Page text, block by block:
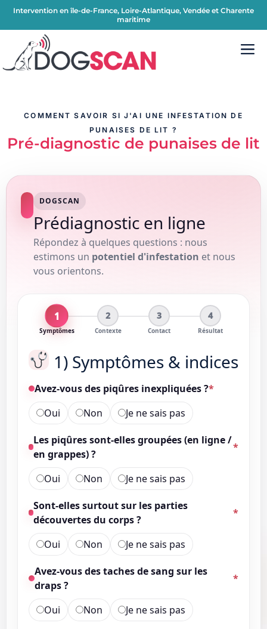
Intervention en île-de-France, Loire-Atlantique, Vendée et Charente
maritime
COMMENT SAVOIR SI J'AI UNE INFESTATION DE
PUNAISES DE LIT ?
Pré-diagnostic de punaises de lit
DOGSCAN
Prédiagnostic en ligne
Répondez à quelques questions : nous
estimons un potentiel d'infestation et nous
vous orientons.
1
Symptômes
2
Contexte
3
Contact
4
Résultat
1) Symptômes & indices
Avez-vous des piqûres inexpliquées ?*
Oui
Non Je ne sais pas
Les piqûres sont-elles groupées (en ligne /
en grappes) ?
*
Oui Non Je ne sais pas
Sont-elles surtout sur les parties
découvertes du corps ?
*
Oui Non Je ne sais pas
Avez-vous des taches de sang sur les
draps ?
*
Oui Non Je ne sais pas